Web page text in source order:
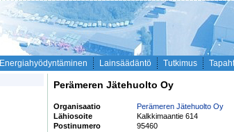
Energiahyödyntäminen Lainsäädäntö Tutkimus
Perämeren Jätehuolto Oy
Organisaatio
Perämeren Jätehuolto Oy
Lähiosoite
Kalkkimaantie 614
Postinumero
95460